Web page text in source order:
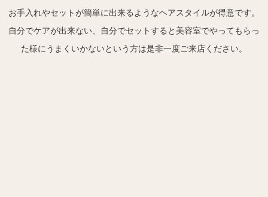
お手入れやセットが簡単に出来るようなヘアスタイルが得意です。
自分でケアが出来ない、自分でセットすると美容室でやってもらっ
た様にうまくいかないという方は是非一度ご来店ください。